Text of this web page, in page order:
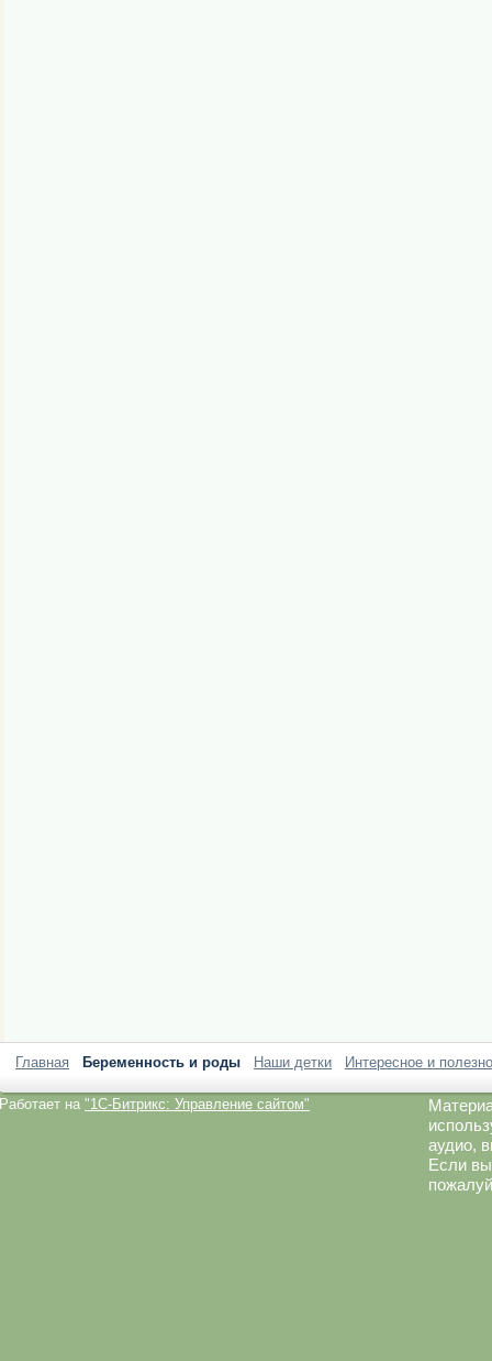
Главная Беременность и роды Наши детки Интересное и
Работает на "1C-Битрикс: Управление сайтом"
аудио,
Если вы